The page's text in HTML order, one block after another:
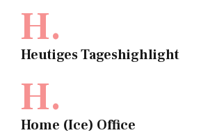
H.
Heutiges Tageshighlight
H.
Home (Ice) Office